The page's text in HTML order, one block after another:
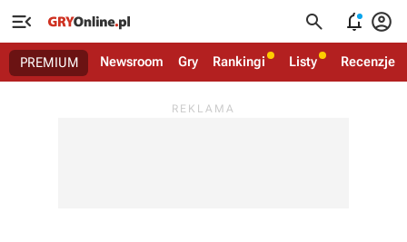
   
PREMIUM Newsroom Gry Rankingi Listy Recenzje